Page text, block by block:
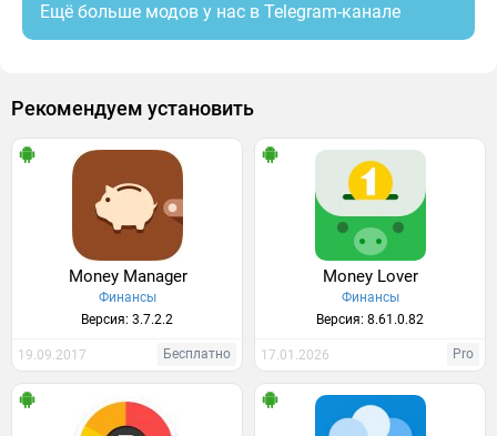
Ещё больше модов у нас в Telegram-канале
Рекомендуем установить
Money Manager
Финансы
Версия: 3.7.2.2
19.09.2017 Бесплатно
Money Lover
Финансы
Версия: 8.61.0.82
17.01.2026 Pro